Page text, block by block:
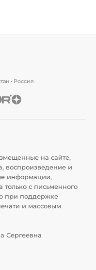
• Россия
на сайте,
воспроизведение и
информации,
с письменного
при поддержке
и массовым
Сергеевна